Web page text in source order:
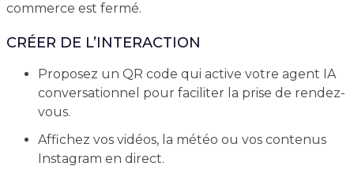
commerce est fermé.
CRÉER DE L’INTERACTION
Proposez un QR code qui active votre agent IA
conversationnel pour faciliter la prise de rendez-
vous.
Affichez vos vidéos, la météo ou vos contenus
Instagram en direct.